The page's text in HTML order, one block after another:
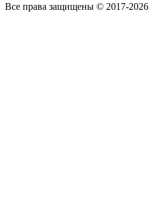
Все права защищены © 2017-2026